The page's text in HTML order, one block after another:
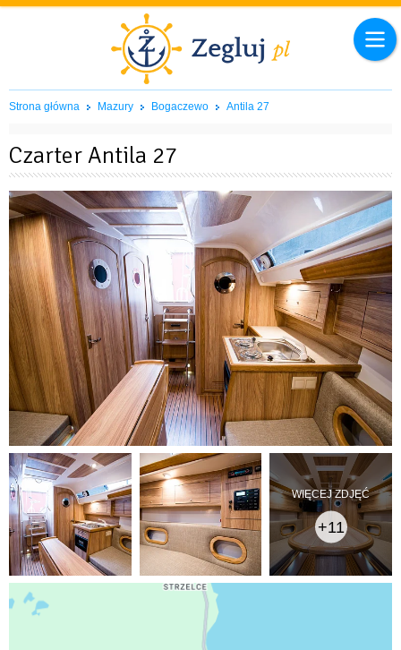
Strona główna Mazury Bogaczewo Antila 27
Czarter Antila 27
WIĘCEJ ZDJĘĆ
+11